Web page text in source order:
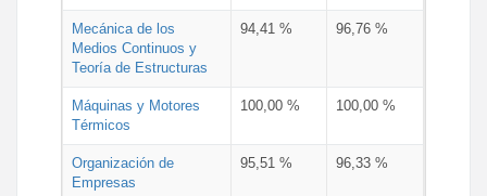
Mecánica de los
Medios Continuos y
Teoría de Estructuras
94,41 % 96,76 %
Máquinas y Motores
Térmicos
100,00 % 100,00 %
Organización de
Empresas
95,51 % 96,33 %